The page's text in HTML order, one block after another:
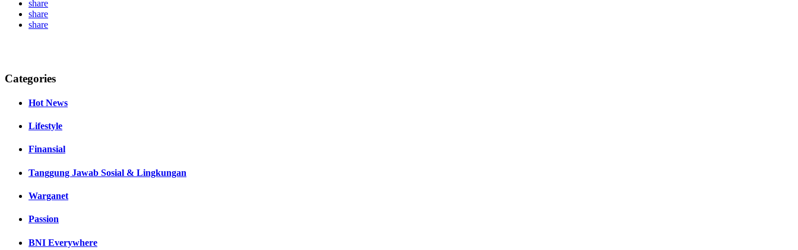
share
share
share
Categories
Hot News
Lifestyle
Finansial
Tanggung Jawab Sosial & Lingkungan
Warganet
Passion
BNI Everywhere